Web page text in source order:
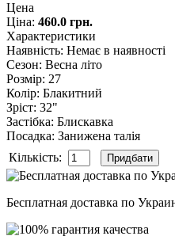
Цена
Ціна: 460.0 грн.
Характеристики
Наявність: Немає в наявності
Сезон: Весна літо
Розмір: 27
Колір: Блакитний
Зріст: 32"
Застібка: Блискавка
Посадка: Занижена талія
Кількість:
Бесплатная доставка по